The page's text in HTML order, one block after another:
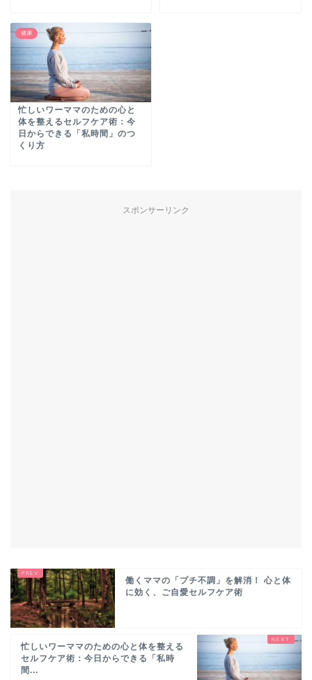
健康
忙しいワーママのための心と
体を整えるセルフケア術：今
日からできる「私時間」のつ
くり方
スポンサーリンク
働くママの「プチ不調」を解消！ 心と体
に効く、ご自愛セルフケア術
忙しいワーママのための心と体を整える
セルフケア術：今日からできる「私時
間...